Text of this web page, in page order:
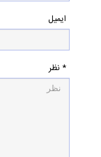
ایمیل
* نظر